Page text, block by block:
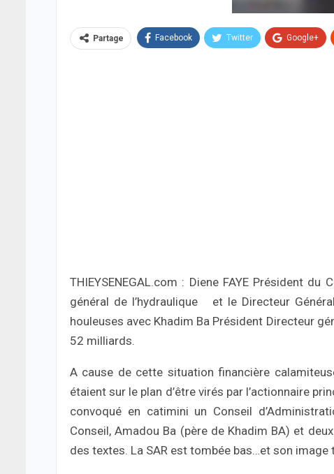
Partage Facebook Twitter Google+
THIEYSENEGAL.com : Diene FAYE Président
général de l’hydraulique et le Directeur
houleuses avec Khadim Ba Président Directeur
52 milliards.
A cause de cette situation financière
étaient sur le plan d’être virés par l’actionnaire
convoqué en catimini un Conseil
Conseil, Amadou Ba (père de Khadim BA) et
des textes. La SAR est tombée bas…et son